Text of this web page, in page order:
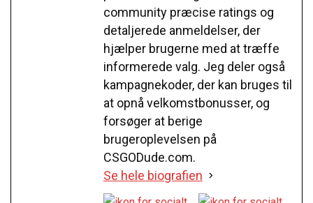
community præcise ratings og
detaljerede anmeldelser, der
hjælper brugerne med at træffe
informerede valg. Jeg deler også
kampagnekoder, der kan bruges til
at opnå velkomstbonusser, og
forsøger at berige
brugeroplevelsen på
CSGODude.com.
Se hele biografien